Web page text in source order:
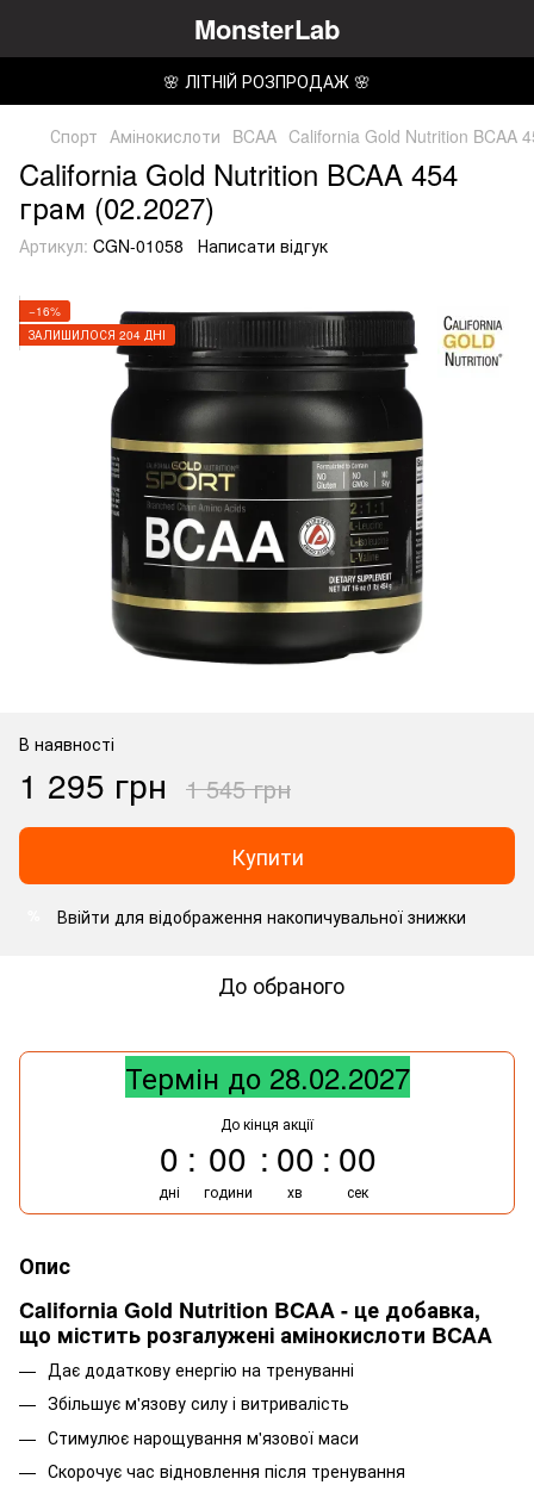
MonsterLab
🌸 ЛІТНІЙ РОЗПРОДАЖ 🌸
Спорт Амінокислоти BCAA California Gold Nutrition BCAA
California Gold Nutrition BCAA 454
грам (02.2027)
Артикул: CGN-01058 Написати відгук
−16%
ЗАЛИШИЛОСЯ 204 ДНІ
В наявності
1 295 грн 1 545 грн
Купити
Ввійти для відображення накопичувальної знижки
До обраного
Термін до 28.02.2027
До кінця акції
0
дні
00
години
00
хв
00
сек
Опис
California Gold Nutrition BCAA - це добавка,
що містить розгалужені амінокислоти BCAA
Дає додаткову енергію на тренуванні
Збільшує м'язову силу і витривалість
Стимулює нарощування м'язової маси
Скорочує час відновлення після тренування